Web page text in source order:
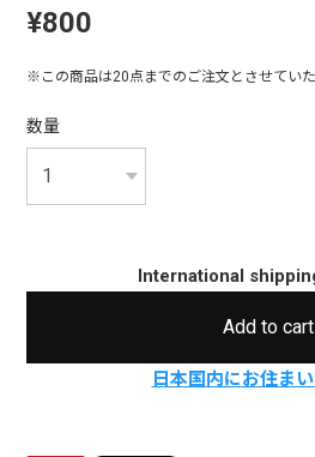
¥800
※この商品は20点までのご注文とさせていた
数量
International
Add to cart
日本国内にお住ま